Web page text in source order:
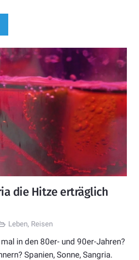
die Hitze erträglich
Leben, Reisen
in den 80er- und 90er-Jahren?
Spanien, Sonne, Sangria.